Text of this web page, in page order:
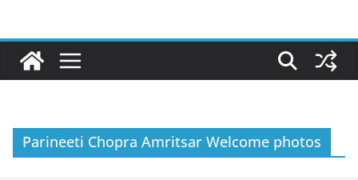
content
Parineeti Chopra Amritsar Welcome photos